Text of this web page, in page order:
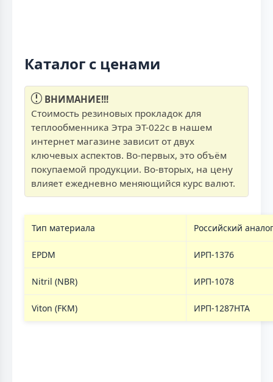
Каталог с ценами
ВНИМАНИЕ!!!
Стоимость резиновых прокладок для
теплообменника Этра ЭТ-022с в нашем
интернет магазине зависит от двух
ключевых аспектов. Во-первых, это объём
покупаемой продукции. Во-вторых, на цену
влияет ежедневно меняющийся курс валют.
Тип материала Российский аналог
EPDM ИРП-1376
Nitril (NBR) ИРП-1078
Viton (FKM) ИРП-1287НТА